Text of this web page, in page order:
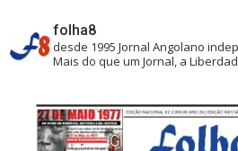
folha8
desde 1995 Jornal Angolano
Mais do que um Jornal, a